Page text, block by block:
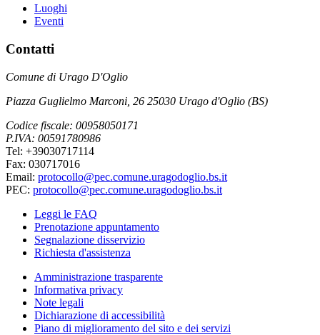
Luoghi
Eventi
Contatti
Comune di Urago D'Oglio
Piazza Guglielmo Marconi, 26 25030 Urago d'Oglio (BS)
Codice fiscale: 00958050171
P.IVA: 00591780986
Tel: +39030717114
Fax: 030717016
Email: protocollo@pec.comune.uragodoglio.bs.it
PEC: protocollo@pec.comune.uragodoglio.bs.it
Leggi le FAQ
Prenotazione appuntamento
Segnalazione disservizio
Richiesta d'assistenza
Amministrazione trasparente
Informativa privacy
Note legali
Dichiarazione di accessibilità
Piano di miglioramento del sito e dei servizi